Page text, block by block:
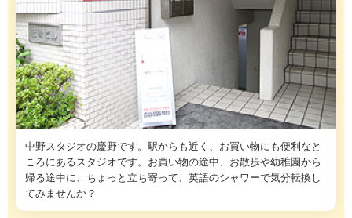
中野スタジオの慶野です。駅からも近く、お買い物にも便利なと
ころにあるスタジオです。お買い物の途中、お散歩や幼稚園から
帰る途中に、ちょっと立ち寄って、英語のシャワーで気分転換し
てみませんか？